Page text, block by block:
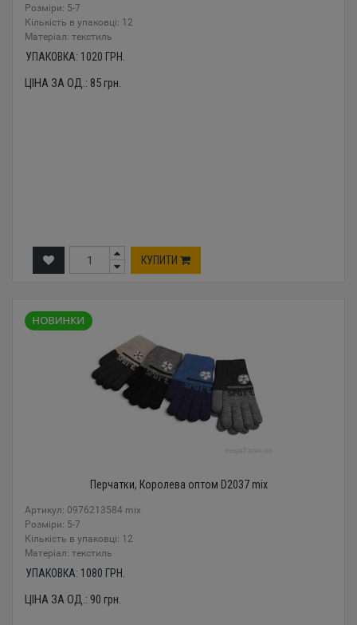
Розміри: 5-7
Кількість в упаковці: 12
Mатеріал: текстиль
УПАКОВКА: 1020 ГРН.
ЦІНА ЗА ОД.: 85грн.
КУПИТИ
Перчатки, Королева оптом D2037 mix
Артикул: 0976213584 mix
Розміри: 5-7
Кількість в упаковці: 12
Mатеріал: текстиль
УПАКОВКА: 1080 ГРН.
ЦІНА ЗА ОД.: 90 грн.